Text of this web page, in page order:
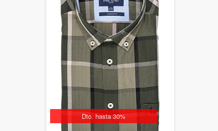
Dto. hasta 30%